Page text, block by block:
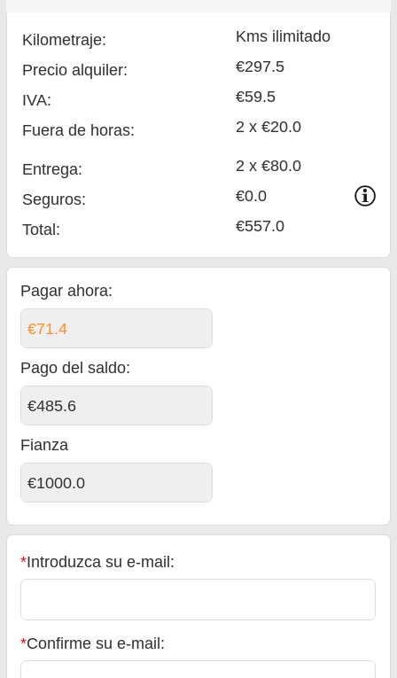
Kilometraje:
Kms ilimitado
Precio alquiler:
€297.5
IVA:
€59.5
Fuera de horas:
2 x €20.0
Entrega:
2 x €80.0
Seguros:
€0.0
Total: €557.0
Pagar ahora:
€71.4
Pago del saldo:
€485.6
Fianza
€1000.0
*Introduzca su e-mail:
*Confirme su e-mail: